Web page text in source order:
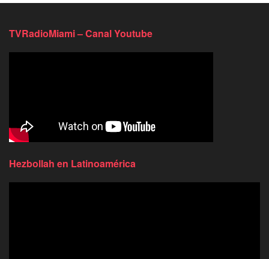
TVRadioMiami – Canal Youtube
Hezbollah en Latinoamérica